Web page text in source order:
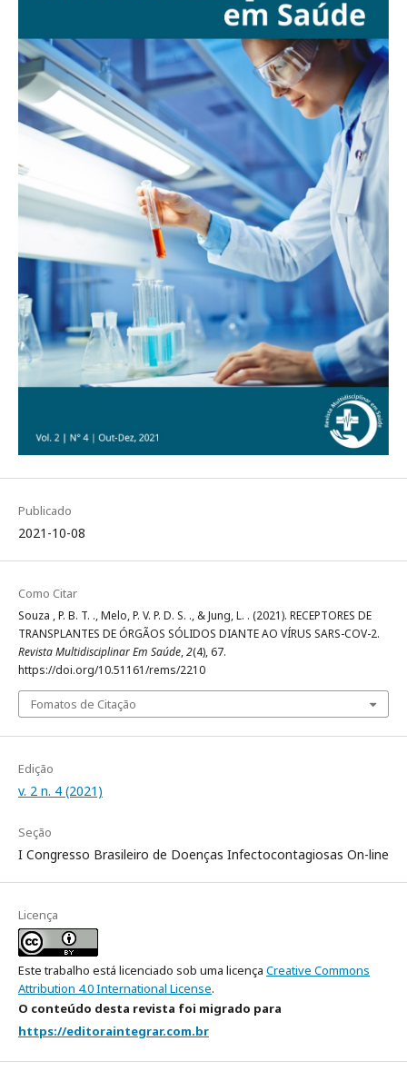
Publicado
2021-10-08
Como Citar
Souza , P. B. T. ., Melo, P. V. P. D. S. ., & Jung, L. . (2021). RECEPTORES DE
TRANSPLANTES DE ÓRGÃOS SÓLIDOS DIANTE AO VÍRUS SARS-COV-2.
Revista Multidisciplinar Em Saúde,2(4), 67.
https://doi.org/10.51161/rems/2210
Fomatos de Citação
Edição
v. 2 n. 4 (2021)
Seção
I Congresso Brasileiro de Doenças Infectocontagiosas On-line
Licença
Este trabalho está licenciado sob uma licença Creative Commons
Attribution 4.0 International License.
O conteúdo desta revista foi migrado para
https://editoraintegrar.com.br